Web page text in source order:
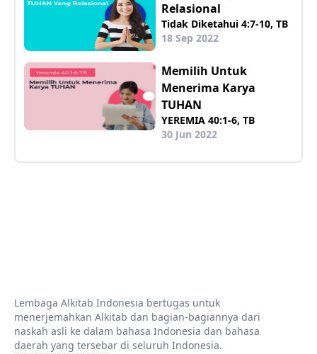
Relasional
Tidak Diketahui 4:7-10, TB
18 Sep 2022
Memilih Untuk
Menerima Karya
TUHAN
YEREMIA 40:1-6, TB
30 Jun 2022
Lembaga Alkitab Indonesia bertugas untuk
menerjemahkan Alkitab dan bagian-bagiannya dari
naskah asli ke dalam bahasa Indonesia dan bahasa
daerah yang tersebar di seluruh Indonesia.